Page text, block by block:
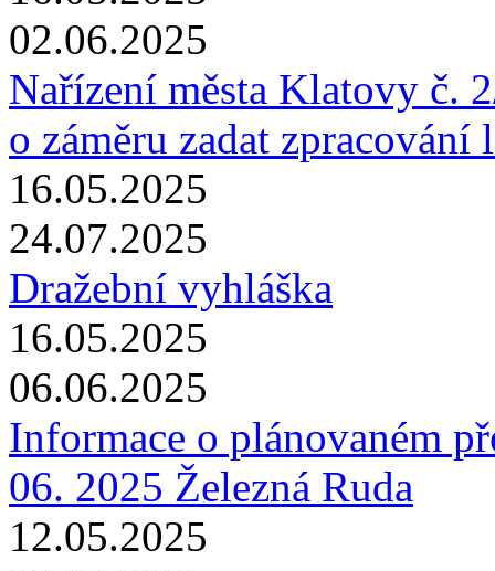
02.06.2025
Nařízení města Klatovy č.
o záměru zadat zpracování
16.05.2025
24.07.2025
Dražební vyhláška
16.05.2025
06.06.2025
Informace o plánovaném
06. 2025 Železná Ruda
12.05.2025